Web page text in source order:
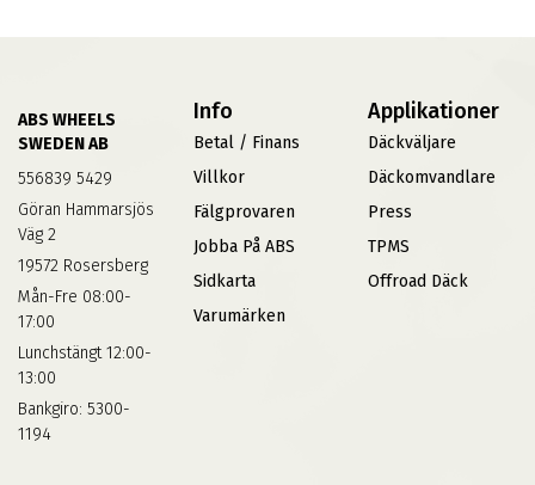
ABS WHEELS
SWEDEN AB
556839 5429
Göran Hammarsjös
Väg 2
19572 Rosersberg
Mån-Fre 08:00-
17:00
Lunchstängt 12:00-
13:00
Bankgiro: 5300-
1194
Info
Betal / Finans
Villkor
Fälgprovaren
Jobba På ABS
Sidkarta
Varumärken
Applikationer
Däckväljare
Däckomvandlare
Press
TPMS
Offroad Däck